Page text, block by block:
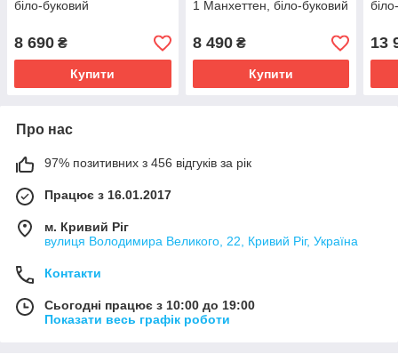
біло-буковий
8 690 ₴
Купити
1 Манхеттен, біло-буковий
8 490₴
Купити
13
Про нас
97% позитивних з 456 відгуків за рік
Працює з 16.01.2017
м. Кривий Ріг
вулиця Володимира Великого, 22, Кривий Ріг, Україна
Контакти
Сьогодні працює з 10:00 до 19:00
Показати весь графік роботи